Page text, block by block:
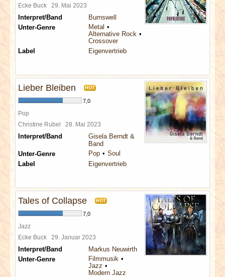
Ecke Buck 29. Mai 2023
Interpret/Band
Burnswell
Unter-Genre
Metal
Alternative Rock
Crossover
Label
Eigenvertrieb
Lieber Bleiben HOT
7,0
Pop
Christine Rubel 28. Mai 2023
Interpret/Band
Gisela Berndt &
Band
Unter-Genre
Pop
Soul
Label
Eigenvertrieb
Tales of Collapse HOT
7,0
Jazz
Ecke Buck 29. Januar 2023
Interpret/Band
Markus Neuwirth
Unter-Genre
Filmmusik
Jazz
Modern Jazz